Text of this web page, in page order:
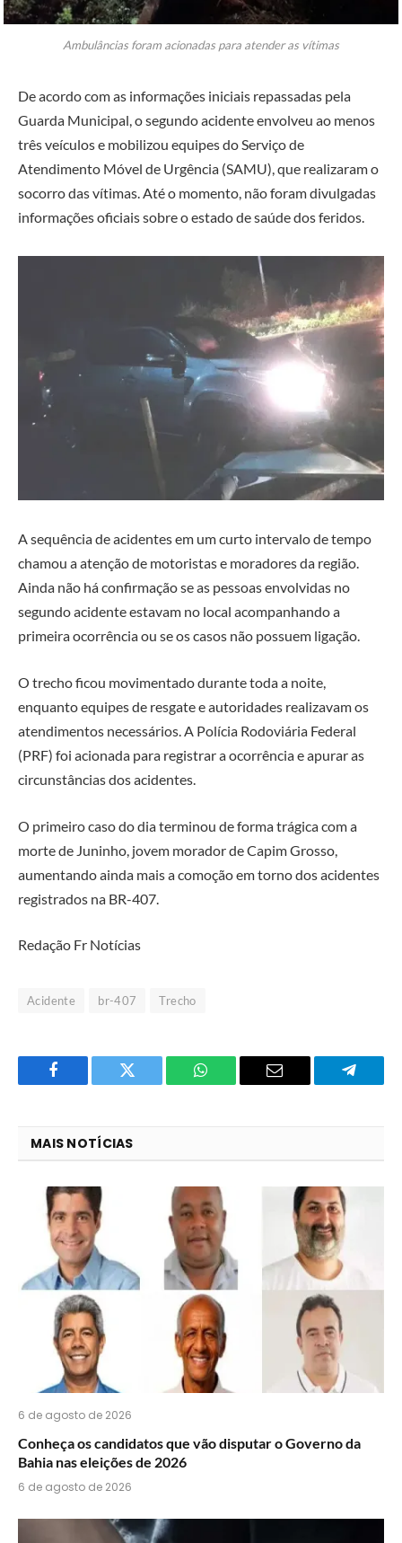
Ambulâncias foram acionadas para atender as vítimas
De acordo com as informações iniciais repassadas pela
Guarda Municipal, o segundo acidente envolveu ao menos
três veículos e mobilizou equipes do Serviço de
Atendimento Móvel de Urgência (SAMU), que realizaram o
socorro das vítimas. Até o momento, não foram divulgadas
informações oficiais sobre o estado de saúde dos feridos.
A sequência de acidentes em um curto intervalo de tempo
chamou a atenção de motoristas e moradores da região.
Ainda não há confirmação se as pessoas envolvidas no
segundo acidente estavam no local acompanhando a
primeira ocorrência ou se os casos não possuem ligação.
O trecho ficou movimentado durante toda a noite,
enquanto equipes de resgate e autoridades realizavam os
atendimentos necessários. A Polícia Rodoviária Federal
(PRF) foi acionada para registrar a ocorrência e apurar as
circunstâncias dos acidentes.
O primeiro caso do dia terminou de forma trágica com a
morte de Juninho, jovem morador de Capim Grosso,
aumentando ainda mais a comoção em torno dos acidentes
registrados na BR-407.
Redação Fr Notícias
Acidente br-407 Trecho
Facebook Twitter
O
do
WhatsApp?
E-
MAIS NOTÍCIAS
6 de agosto de 2026
Conheça os candidatos que vão disputar o Governo da
Bahia nas eleições de 2026
6 de agosto de 2026